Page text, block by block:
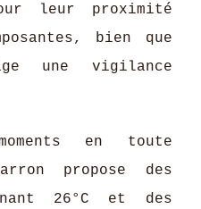
leur proximité
bien que
une vigilance
en toute
propose des
26°C et des